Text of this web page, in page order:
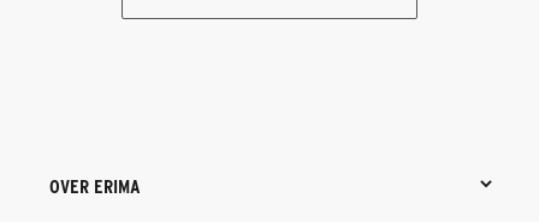
OVER ERIMA